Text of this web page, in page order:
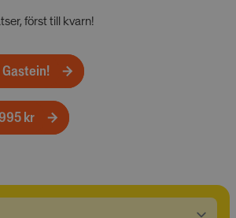
först till kvarn!
Gastein!
kr